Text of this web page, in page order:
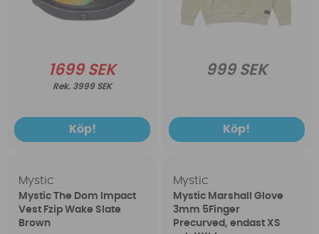
1699 SEK
3999 SEK
Köp!
999 SEK
Köp!
Mystic
Mystic The Dom Impact
Vest Fzip Wake Slate
Brown
Mystic
Mystic Marshall Glove
3mm 5Finger
Precurved, endast XS